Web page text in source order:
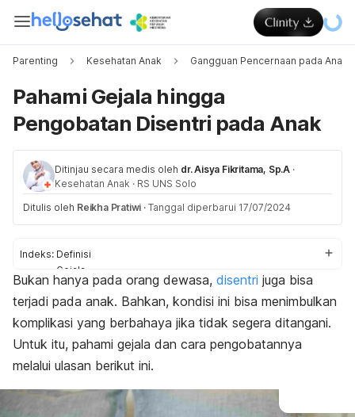
Parenting Kesehatan Anak Gangguan Pencernaan pada Anak
Pahami Gejala hingga
Pengobatan Disentri pada Anak
Ditinjau secara medis oleh dr. Aisya Fikritama, Sp.A ·
Kesehatan Anak · RS UNS Solo
Ditulis oleh Reikha Pratiwi · Tanggal diperbarui 17/07/2024
Indeks: Definisi
Gejala
Penyebab
Faktor risiko
Diagnosis
Pengobatan
Pencegahan
Bukan hanya pada orang dewasa, disentri juga bisa
terjadi pada anak. Bahkan, kondisi ini bisa menimbulkan
komplikasi yang berbahaya jika tidak segera ditangani.
Untuk itu, pahami gejala dan cara pengobatannya
melalui ulasan berikut ini.